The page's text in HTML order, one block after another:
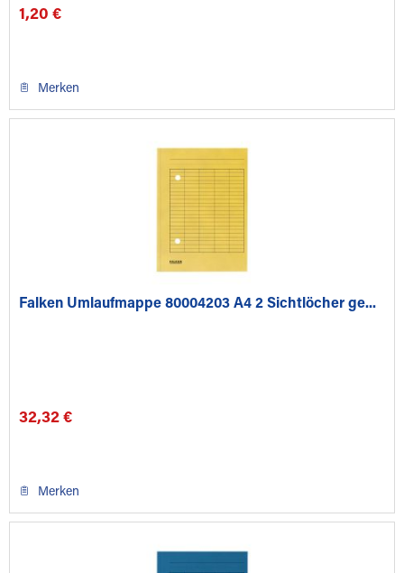
1,20 €
Merken
Falken Umlaufmappe 80004203 A4 2 Sichtlöcher ge...
32,32 €
Merken